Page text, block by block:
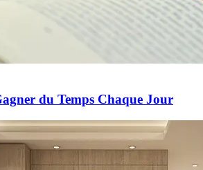
du Temps Chaque Jour